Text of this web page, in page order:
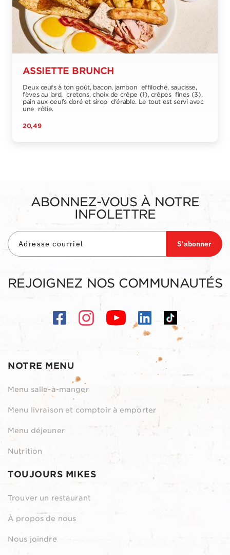
ASSIETTE BRUNCH
Deux œufs à ton goût, bacon, jambon effiloché, saucisse,
fèves au lard, cretons, choix de crêpe (1), crêpes fines (3),
pain aux oeufs doré et sirop d'érable. Le tout est servi avec
une rôtie.
20,49
NOTRE MENU
Menu salle-à-manger
Menu livraison et comptoir à emporter
Menu déjeuner
Nutrition
TOUJOURS MIKES
Trouver un restaurant
À propos de nous
Nous joindre
ABONNEZ-VOUS À NOTRE
INFOLETTRE
S'abonner
REJOIGNEZ NOS COMMUNAUTÉS